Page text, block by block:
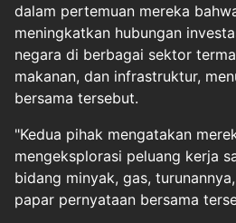
dalam pertemuan mereka
meningkatkan hubungan
negara di berbagai sektor
makanan, dan infrastruktur,
bersama tersebut.
"Kedua pihak mengatakan
mengeksplorasi peluang kerja
bidang minyak, gas,
papar pernyataan bersama